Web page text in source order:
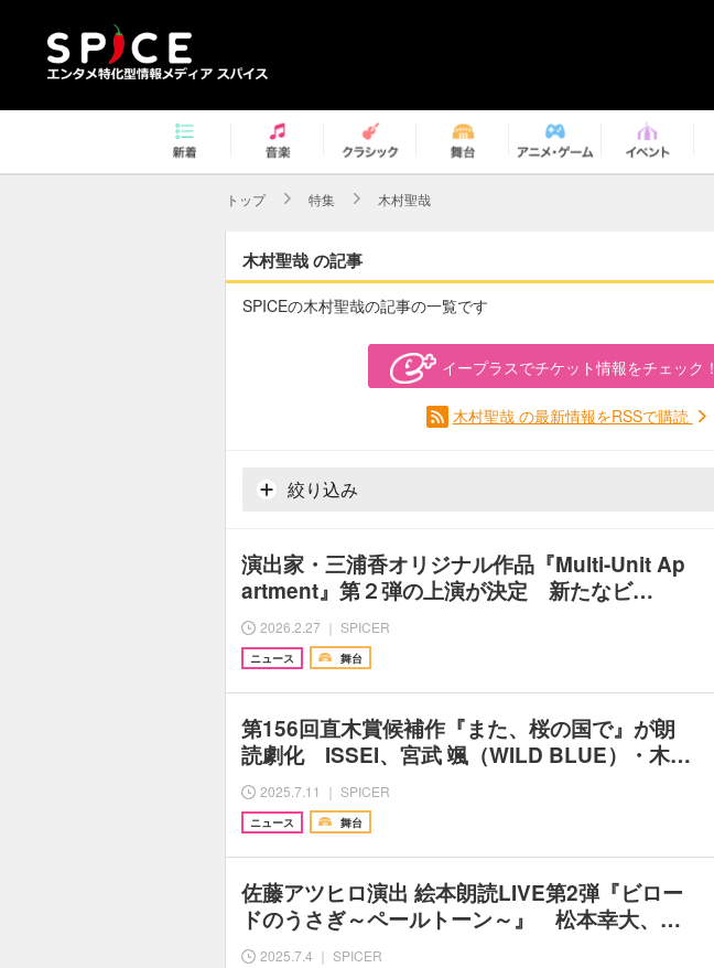
トップ 特集 木村聖哉
木村聖哉 の記事
SPICEの木村聖哉の記事の一覧です
イープラスでチケット情報をチェック！
木村聖哉 の最新情報をRSSで購読
絞り込み
演出家・三浦香オリジナル作品『Multi-Unit Ap
artment』第２弾の上演が決定 新たなビ…
2026.2.27 ｜ SPICER
ニュース 舞台
第156回直木賞候補作『また、桜の国で』が朗
読劇化 ISSEI、宮武 颯（WILD BLUE）・木…
2025.7.11 ｜ SPICER
ニュース 舞台
佐藤アツヒロ演出 絵本朗読LIVE第2弾『ビロー
ドのうさぎ～ペールトーン～』 松本幸大、…
2025.7.4 ｜ SPICER